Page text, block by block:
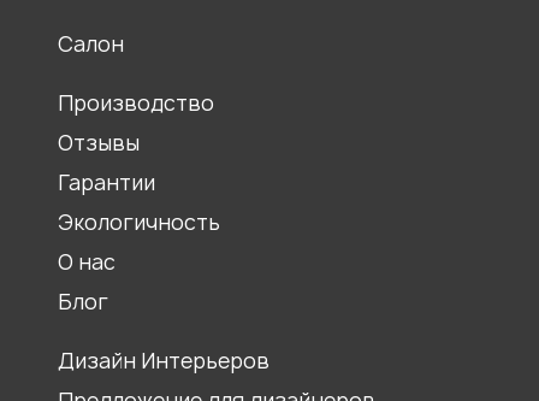
Столы обеденные
Салон
Производство
Отзывы
Гарантии
Экологичность
О нас
Блог
Дизайн Интерьеров